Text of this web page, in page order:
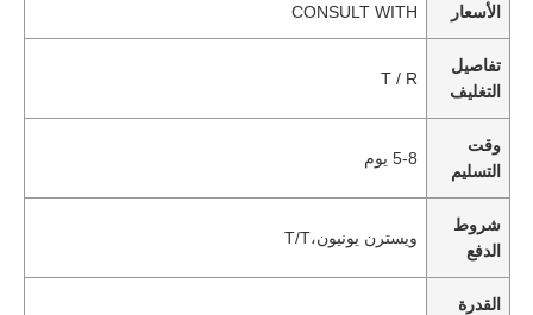
الأسعار CONSULT WITH
تفاصيل
التغليف
T / R
وقت
التسليم
5-8 يوم
شروط
الدفع
ويسترن يونيون،T/T
القدرة